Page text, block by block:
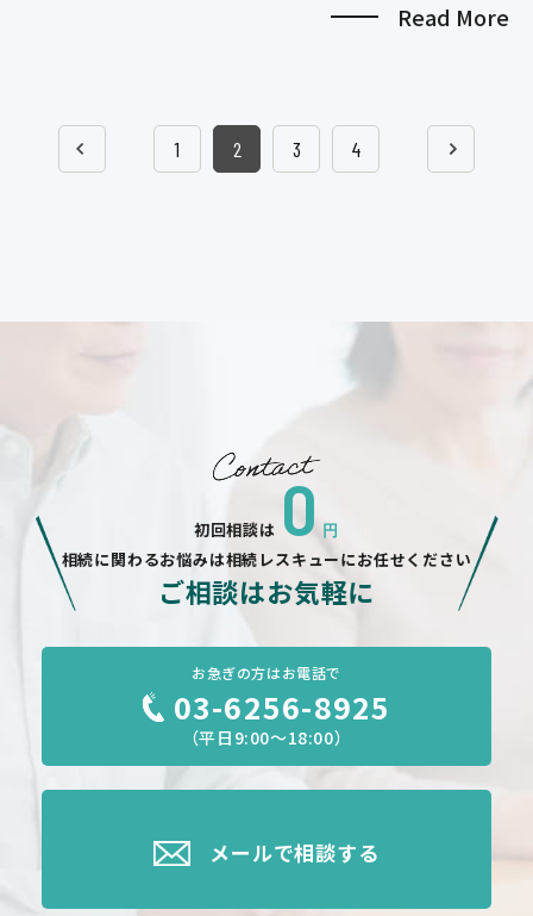
Read More
1 2 3 4
初回相談は 0 円
相続に関わるお悩みは相続レスキューにお任せください
ご相談はお気軽に
お急ぎの方はお電話で
03-6256-8925
（平日9:00～18:00）
メールで相談する